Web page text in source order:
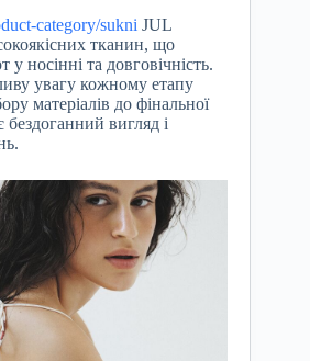
category/sukni JUL
тканин, що
носінні та довговічність.
увагу кожному етапу
матеріалів до фінальної
вигляд і